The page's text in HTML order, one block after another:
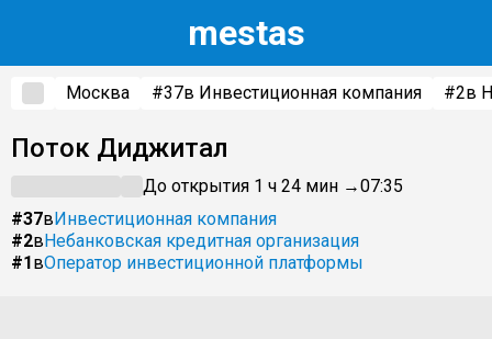
mestas
Москва #37в Инвестиционная компания #2в
Поток Диджитал
До открытия 1 ч 24 мин →07:35
#37вИнвестиционная компания
#2вНебанковская кредитная организация
#1вОператор инвестиционной платформы